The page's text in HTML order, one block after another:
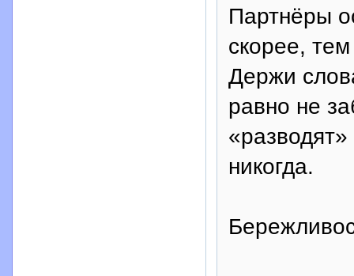
Партнёры
скорее,
Держи
равно не
никогда.